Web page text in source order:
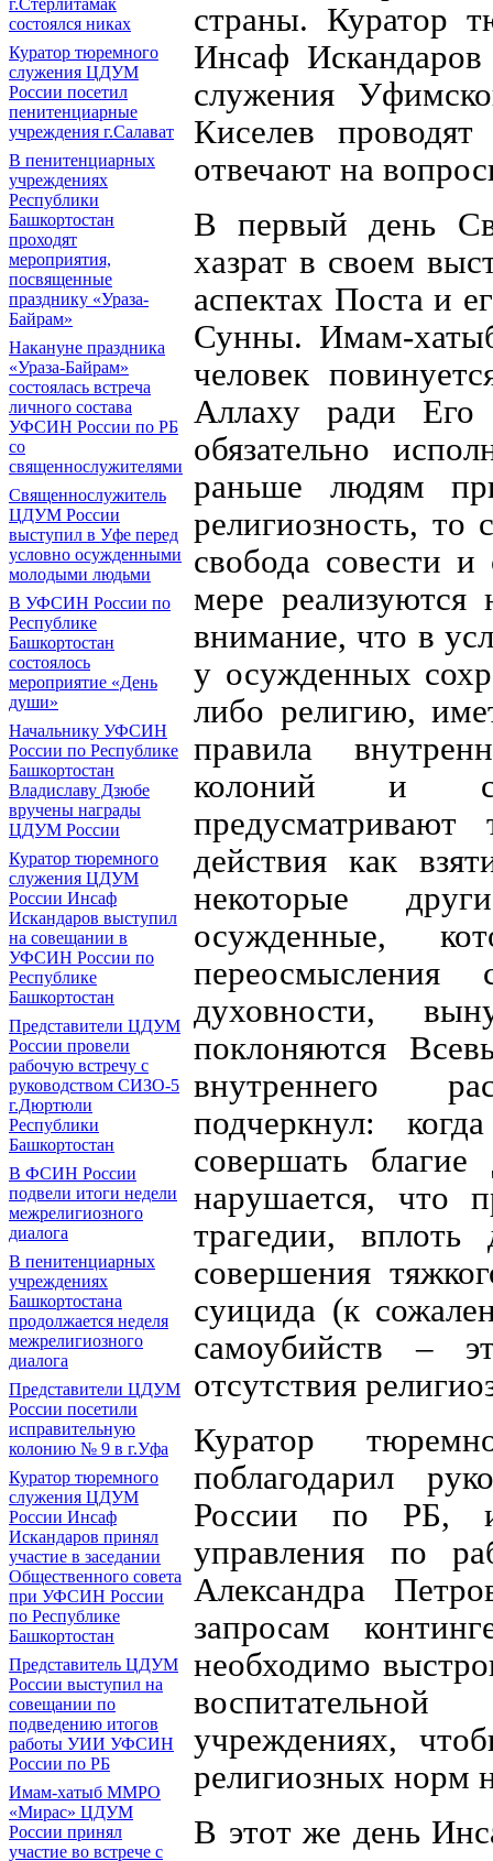
г.Стерлитамак
состоялся никах
Куратор тюремного
служения ЦДУМ
России посетил
пенитенциарные
учреждения г.Салават
В пенитенциарных
учреждениях
Республики
Башкортостан
проходят
мероприятия,
посвященные
празднику «Ураза-
Байрам»
Накануне праздника
«Ураза-Байрам»
состоялась встреча
личного состава
УФСИН России по РБ
со
священнослужителями
Священнослужитель
ЦДУМ России
выступил в Уфе перед
условно осужденными
молодыми людьми
В УФСИН России по
Республике
Башкортостан
состоялось
мероприятие «День
души»
Начальнику УФСИН
России по Республике
Башкортостан
Владиславу Дзюбе
вручены награды
ЦДУМ России
Куратор тюремного
служения ЦДУМ
России Инсаф
Искандаров выступил
на совещании в
УФСИН России по
Республике
Башкортостан
Представители ЦДУМ
России провели
рабочую встречу с
руководством СИЗО-5
г.Дюртюли
Республики
Башкортостан
В ФСИН России
подвели итоги недели
межрелигиозного
диалога
В пенитенциарных
учреждениях
Башкортостана
продолжается неделя
межрелигиозного
диалога
Представители ЦДУМ
России посетили
исправительную
колонию № 9 в г.Уфа
Куратор тюремного
служения ЦДУМ
России Инсаф
Искандаров принял
участие в заседании
Общественного совета
при УФСИН России
по Республике
Башкортостан
Представитель ЦДУМ
России выступил на
совещании по
подведению итогов
работы УИИ УФСИН
России по РБ
Имам-хатыб ММРО
«Мирас» ЦДУМ
России принял
участие во встрече с
страны. Куратор
Инсаф
служения
Киселев проводят
отвечают на
В первый день
хазрат в своем
аспектах Поста и
Сунны. Имам-
человек
Аллаху ради Его
обязательно
раньше людям
религиозность, то
свобода совести
мере реализуются
внимание, что в
у осужденных
либо религию,
правила
колоний и
действия как
некоторые
осужденные,
духовности,
поклоняются
внутреннего
подчеркнул:
совершать
нарушается, что
трагедии,
совершения
суицида (к
самоубийств –
отсутствия
Куратор
поблагодарил
России по РБ, и
управления по
Александра
запросам
необходимо
учреждениях,
религиозных норм
В этот же день